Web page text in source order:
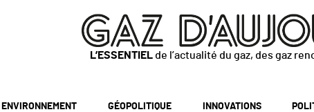
L’ESSENTIEL de l’actualité du gaz, des gaz
ENVIRONNEMENT GÉOPOLITIQUE INNOVATIONS